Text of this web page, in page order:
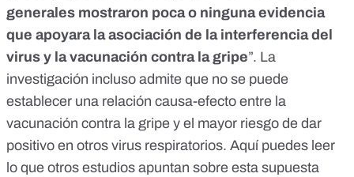
generales mostraron poca o ninguna evidencia
que apoyara la asociación de la interferencia del
virus y la vacunación contra la gripe”. La
investigación incluso admite que no se puede
establecer una relación causa-efecto entre la
vacunación contra la gripe y el mayor riesgo de dar
positivo en otros virus respiratorios. Aquípuedes leer
lo que otros estudios apuntan sobre esta supuesta